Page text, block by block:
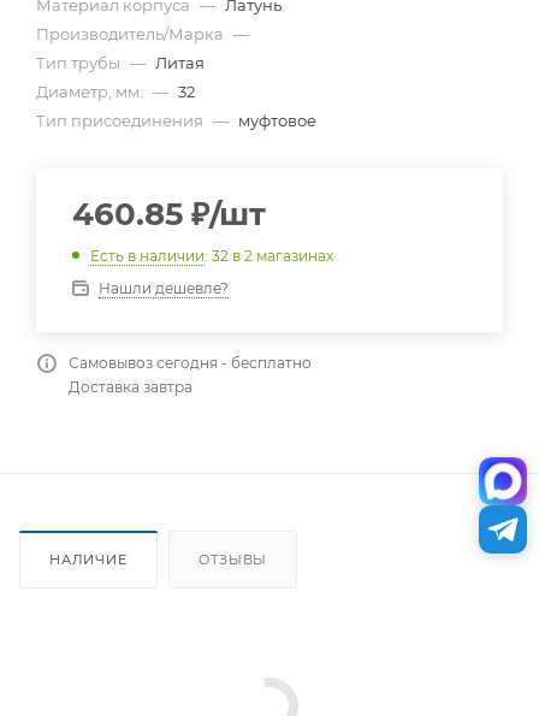
Материал корпуса — Латунь
Производитель/Марка —
Тип трубы — Литая
Диаметр, мм.
— 32
Тип присоединения — муфтовое
460.85 ₽/шт
Есть в наличии: 32 в 2 магазинах
Нашли дешевле?
Самовывоз сегодня - бесплатно
Доставка завтра
НАЛИЧИЕ ОТЗЫВЫ